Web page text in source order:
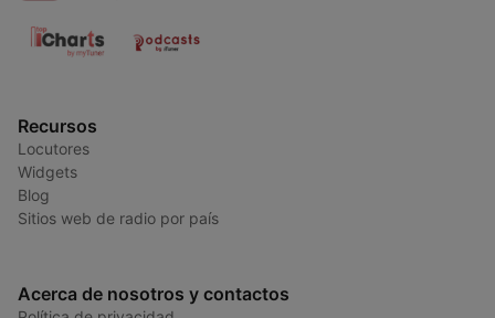
Recursos
Locutores
Widgets
Blog
Sitios web de radio por país
Acerca de nosotros y contactos